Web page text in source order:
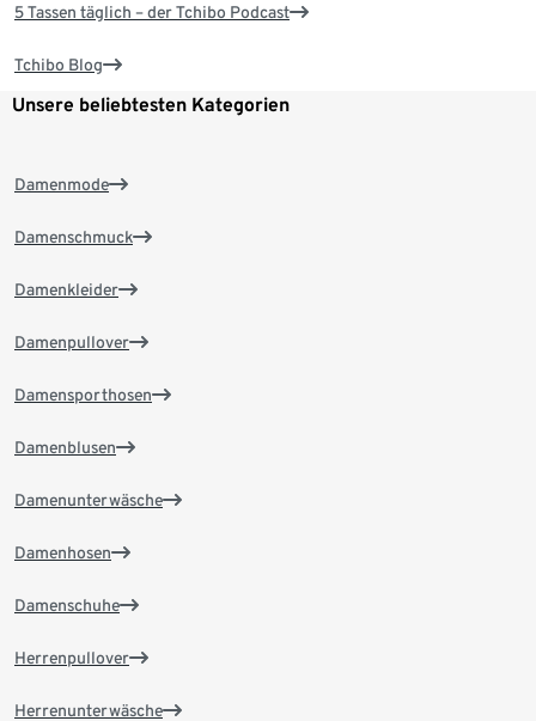
5 Tassen täglich – der Tchibo Podcast
Tchibo Blog
Unsere beliebtesten Kategorien
Damenmode
Damenschmuck
Damenkleider
Damenpullover
Damensporthosen
Damenblusen
Damenunterwäsche
Damenhosen
Damenschuhe
Herrenpullover
Herrenunterwäsche